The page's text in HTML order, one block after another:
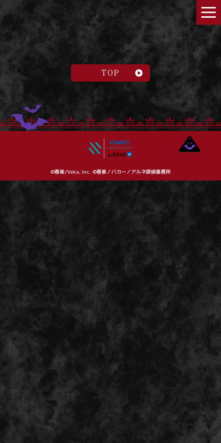
TOP
©春紫/Vaka, Inc. ©春紫／バカー／アルネ探偵事務所